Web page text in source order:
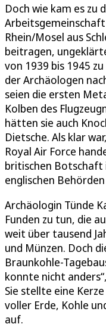
Doch wie kam es zu
Rhein/Mosel aus
beitragen,
von 1939 bis 1945
der Archäologen
seien die ersten
Kolben des
hätten sie auch
Dietsche. Als klar
Royal Air Force
britischen Botschaft
englischen
Archäologin Tünde
Funden zu tun, die
weit über tausend
und Münzen. Doch
Braunkohle-
konnte nicht
Sie stellte eine
voller Erde, Kohle
auf.